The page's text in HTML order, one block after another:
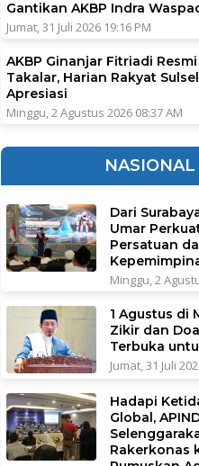
Gantikan AKBP Indra
Jumat, 31 Juli 2026 19:16 PM
AKBP Ginanjar Fitriadi
Takalar, Harian Rakyat
Apresiasi
Minggu, 2 Agustus 2026 08:37 AM
NASIONAL
Dari
Umar
Persatuan
Minggu, 2
1 Agustus di
Zikir dan
Terbuka
Jumat, 31 Juli
Hadapi
Global,
Rakerkonas